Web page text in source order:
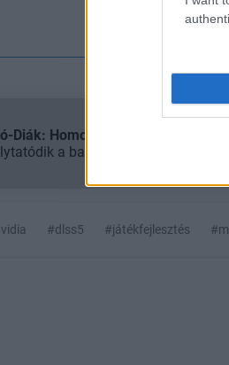
Diák: Homok, zene és a nyár
a balatoni strandröplabda-
#dlss5 #játékfejlesztés